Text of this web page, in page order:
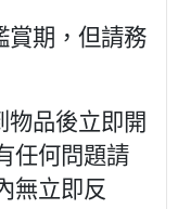
賞期，但請務
物品後立即開
任何問題請
無立即反